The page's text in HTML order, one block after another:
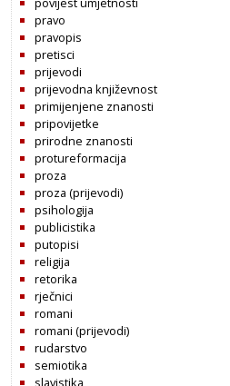
pravo
pravopis
pretisci
prijevodi
prijevodna književnost
primijenjene znanosti
pripovijetke
prirodne znanosti
protureformacija
proza
proza (prijevodi)
psihologija
publicistika
putopisi
religija
retorika
rječnici
romani
romani (prijevodi)
rudarstvo
semiotika
slavistika